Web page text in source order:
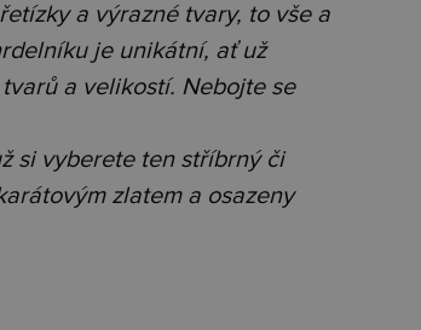
a výrazné tvary, to vše a
je unikátní, ať už
a velikostí. Nebojte se
si vyberete ten stříbrný či
zlatem a osazeny